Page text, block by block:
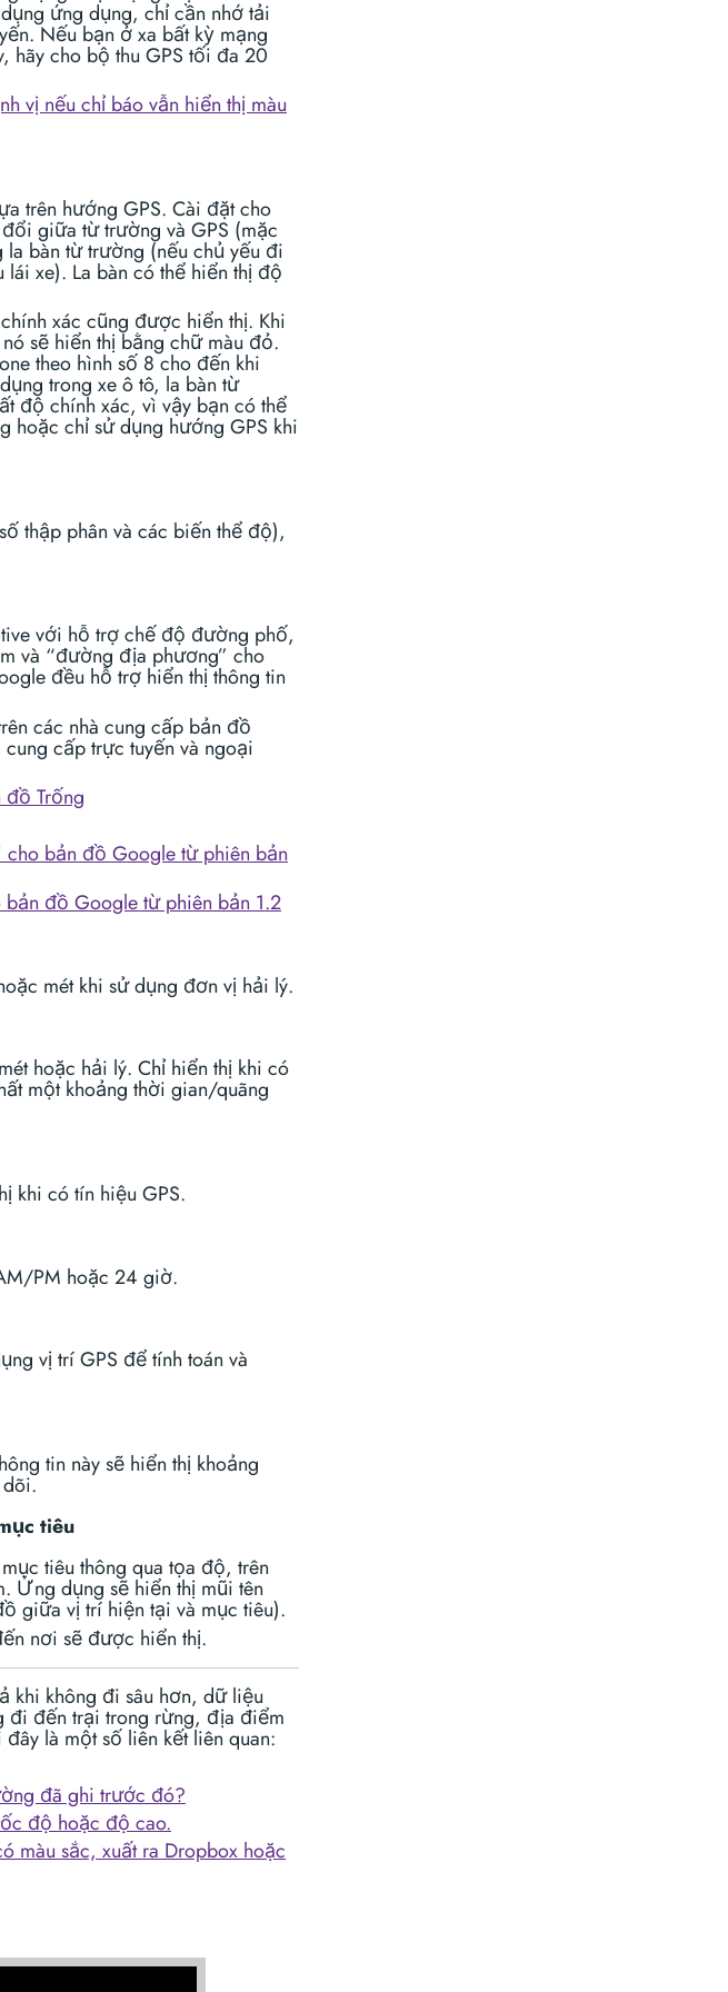
ứng dụng, chỉ cần nhớ tải
Nếu bạn ở xa bất kỳ mạng
hãy cho bộ thu GPS tối đa 20
vị nếu chỉ báo vẫn hiển thị màu
trên hướng GPS. Cài đặt cho
giữa từ trường và GPS (mặc
bàn từ trường (nếu chủ yếu đi
xe). La bàn có thể hiển thị độ
xác cũng được hiển thị. Khi
sẽ hiển thị bằng chữ màu đỏ.
theo hình số 8 cho đến khi
trong xe ô tô, la bàn từ
độ chính xác, vì vậy bạn có thể
hoặc chỉ sử dụng hướng GPS khi
thập phân và các biến thể độ),
với hỗ trợ chế độ đường phố,
và “đường địa phương” cho
đều hỗ trợ hiển thị thông tin
các nhà cung cấp bản đồ
cấp trực tuyến và ngoại
đồ Trống
bản đồ Google từ phiên bản
đồ Google từ phiên bản 1.2
mét khi sử dụng đơn vị hải lý.
hoặc hải lý. Chỉ hiển thị khi có
một khoảng thời gian/quãng
khi có tín hiệu GPS.
PM hoặc 24 giờ.
vị trí GPS để tính toán và
tin này sẽ hiển thị khoảng
tiêu
tiêu thông qua tọa độ, trên
Ứng dụng sẽ hiển thị mũi tên
giữa vị trí hiện tại và mục tiêu).
nơi sẽ được hiển thị.
khi không đi sâu hơn, dữ liệu
đi đến trại trong rừng, địa điểm
là một số liên kết liên quan:
đã ghi trước đó?
độ hoặc độ cao.
màu sắc, xuất ra Dropbox hoặc